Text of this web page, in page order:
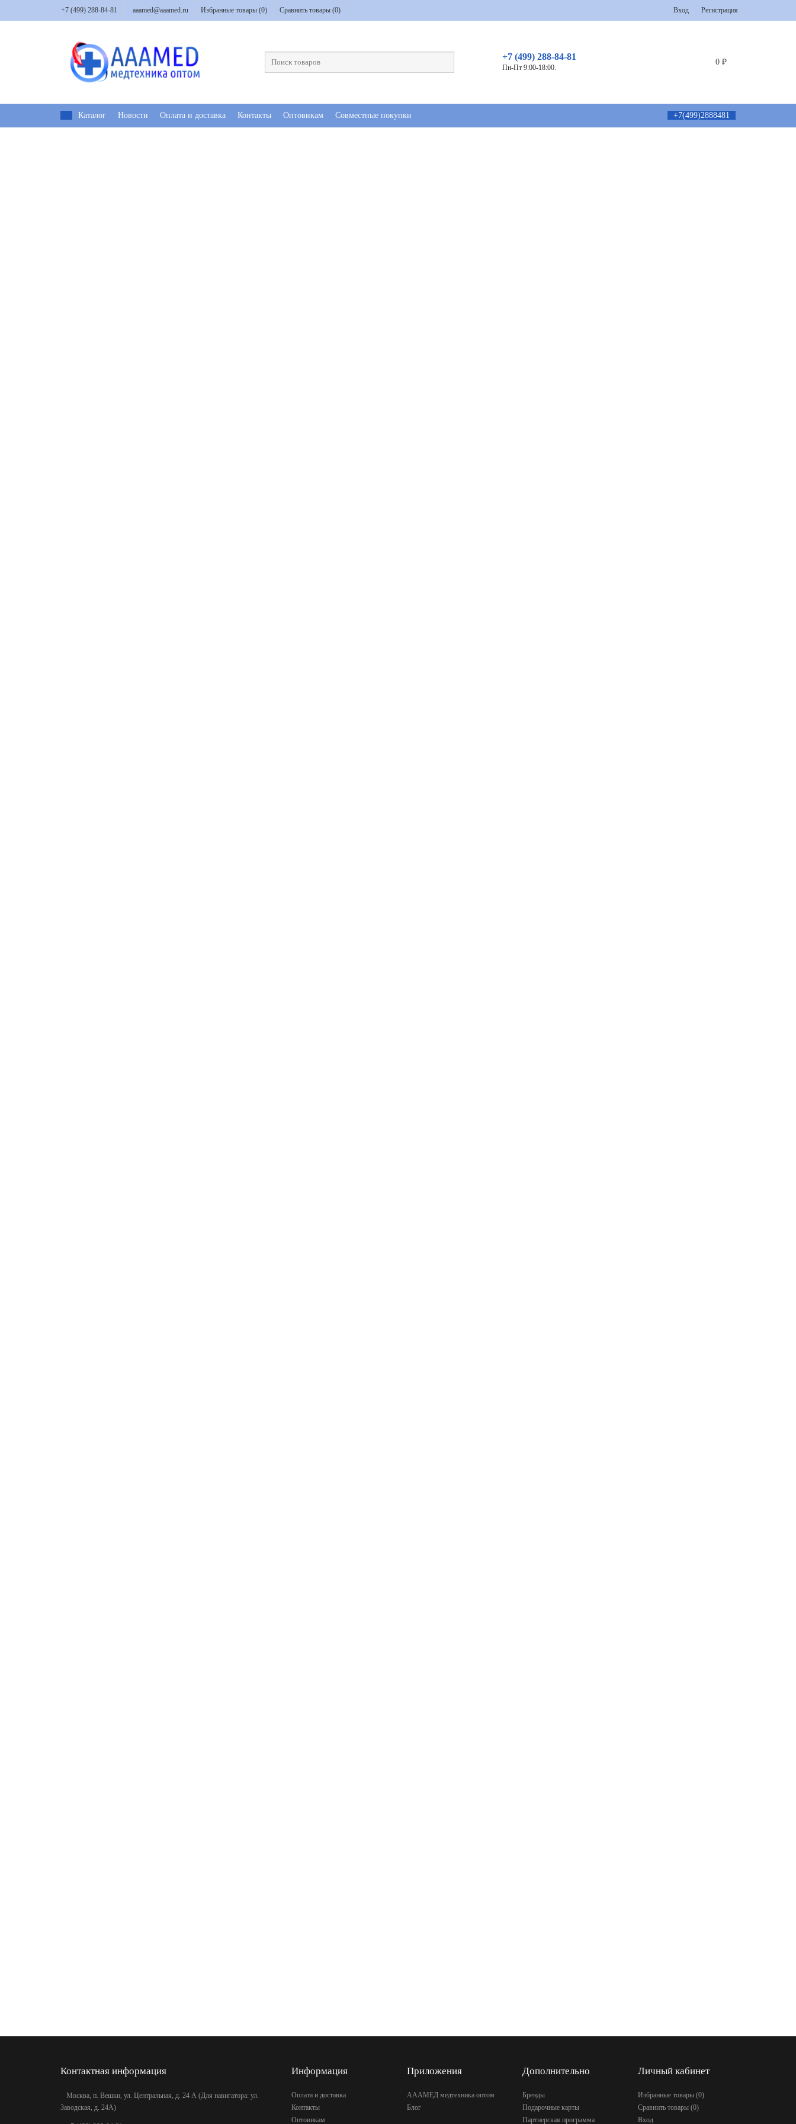
+7 (499) 288-84-81 aaamed@aaamed.ru Избранные товары (0) Сравнить товары (0) Вход Регистрация
+7 (499) 288-84-81
Пн-Пт 9:00-18:00.
0 ₽
Каталог Новости Оплата и доставка Контакты Оптовикам Совместные покупки +7(499)2888481
Контактная информация
Москва, п. Вешки, ул. Центральная, д. 24 А (Для навигатора: ул.
Заводская, д. 24А)
Информация
Оплата и доставка
Контакты
Оптовикам
Приложения
АААМЕД медтехника оптом
Блог
Дополнительно
Бренды
Подарочные карты
Партнерская программа
Личный кабинет
Избранные товары (0)
Сравнить товары (0)
Вход